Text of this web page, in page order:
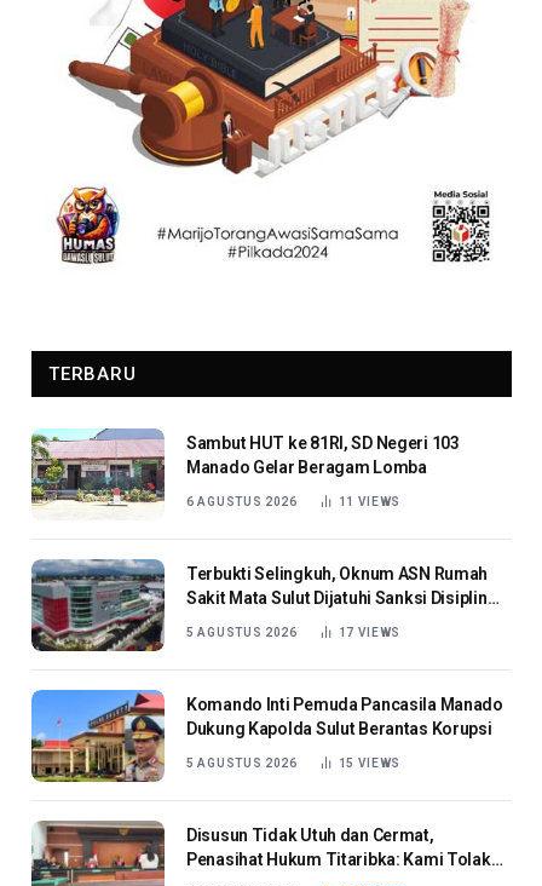
TERBARU
Sambut HUT ke 81RI, SD Negeri 103
Manado Gelar Beragam Lomba
6 AGUSTUS 2026 11 VIEWS
Terbukti Selingkuh, Oknum ASN Rumah
Sakit Mata Sulut Dijatuhi Sanksi Disiplin
5 AGUSTUS 2026 17 VIEWS
Komando Inti Pemuda Pancasila Manado
Dukung Kapolda Sulut Berantas Korupsi
5 AGUSTUS 2026 15 VIEWS
Disusun Tidak Utuh dan Cermat,
Penasihat Hukum Titaribka: Kami Tolak